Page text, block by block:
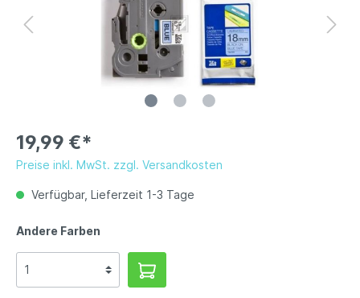
19,99 €*
Preise inkl. MwSt. zzgl. Versandkosten
Verfügbar, Lieferzeit 1-3 Tage
Andere Farben